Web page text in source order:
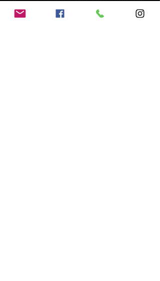
3.           Filip Jargilo - UKS Pancerni